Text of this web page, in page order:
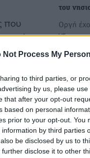
Not Process My
to third parties, or
by us, please
that after your opt-out
based on personal
prior to your opt-out. You
by third parties
be disclosed by us to
disclose it to other
που
είδε
«4»,
του
Οργή
Υδρα τα
ΚΥΣΕΑ:
της
Ύδρα
το
Εθνικής